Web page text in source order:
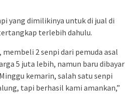
yang dimilikinya untuk di jual di
terlebih dahulu.
membeli 2 senpi dari pemuda asal
5 juta lebih, namun baru dibayar
kemarin, salah satu senpi
tapi berhasil kami amankan,”